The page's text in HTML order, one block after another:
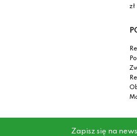
zł
Zapisz się na